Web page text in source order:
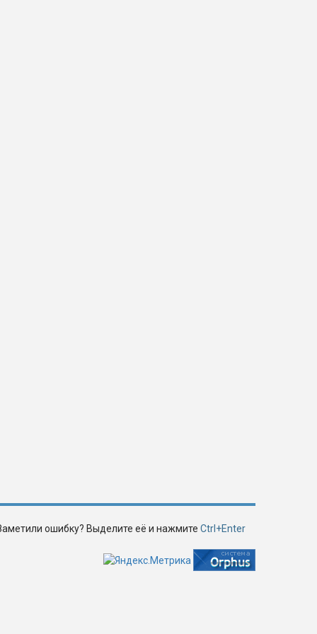
ошибку? Выделите её и нажмите Ctrl+Enter